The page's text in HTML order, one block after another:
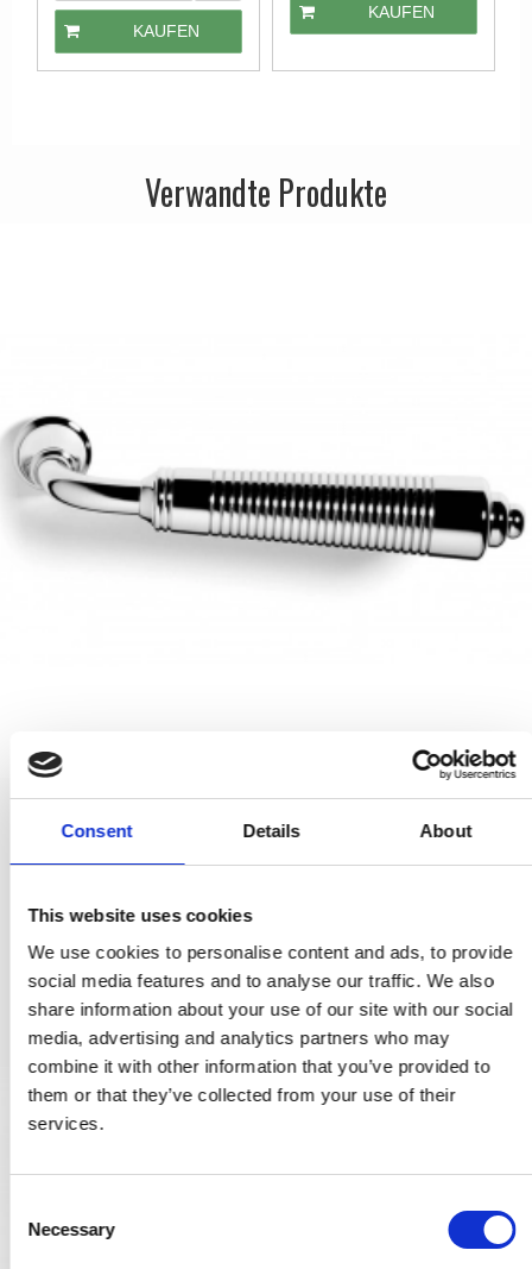
Consent Details About
This website uses cookies
We use cookies to personalise content and ads, to provide
social media features and to analyse our traffic. We also
share information about your use of our site with our social
media, advertising and analytics partners who may
combine it with other information that you’ve provided to
them or that they’ve collected from your use of their
services.
Necessary
KAUFEN
KAUFEN
Verwandte Produkte
Türgriff - Innenbereich - Chrom 141 mm
PRODUKT ANZEIGEN